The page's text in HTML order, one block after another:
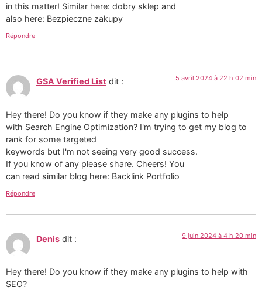
in this matter! Similar here: dobry sklep and
also here: Bezpieczne zakupy
Répondre
GSA Verified List dit : 5 avril 2024 à 22 h 02 min
Hey there! Do you know if they make any plugins to help
with Search Engine Optimization? I'm trying to get my blog to
rank for some targeted
keywords but I'm not seeing very good success.
If you know of any please share. Cheers! You
can read similar blog here: Backlink Portfolio
Répondre
Denis dit : 9 juin 2024 à 4 h 20 min
Hey there! Do you know if they make any plugins to help with
SEO?